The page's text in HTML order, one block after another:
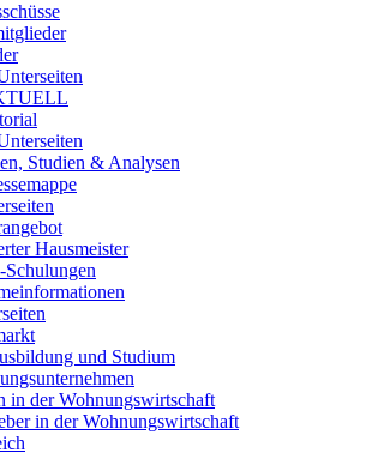
Studien & Analysen
Hausmeister
Schulungen
und Studium
in der Wohnungswirtschaft
in der Wohnungswirtschaft